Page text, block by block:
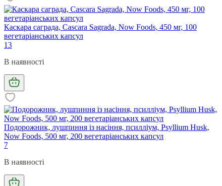
Каскара саграда, Cascara Sagrada, Now Foods, 450 мг, 100
вегетаріанських капсул
13
В наявності
Подорожник, лушпиння із насіння, псилліум, Psyllium Husk,
Now Foods, 500 мг, 200 вегетаріанських капсул
7
В наявності